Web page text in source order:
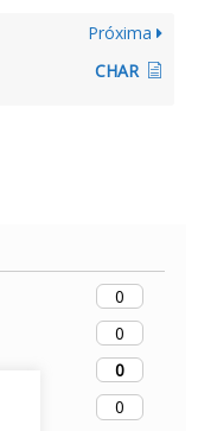
0
0
0
0
Próxima
CHAR